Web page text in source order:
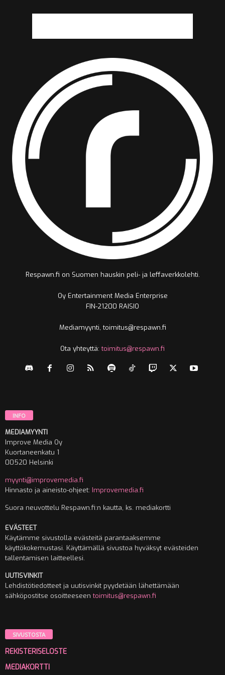
Respawn.fi on Suomen hauskin peli- ja leffaverkkolehti.
Oy Entertainment Media Enterprise
FIN-21200 RAISIO
Mediamyynti, toimitus@respawn.fi
Ota yhteyttä:toimitus@respawn.fi
INFO
MEDIAMYYNTI
Improve Media Oy
Kuortaneenkatu 1
00520 Helsinki
myynti@improvemedia.fi
Hinnasto ja aineisto-ohjeet: Improvemedia.fi
Suora neuvottelu Respawn.fi:n kautta, ks. mediakortti
EVÄSTEET
Käytämme sivustolla evästeitä parantaaksemme
käyttökokemustasi. Käyttämällä sivustoa hyväksyt evästeiden
tallentamisen laitteellesi.
UUTISVINKIT
Lehdistötiedotteet ja uutisvinkit pyydetään lähettämään
sähköpostitse osoitteeseentoimitus@respawn.fi
SIVUSTOSTA
REKISTERISELOSTE
MEDIAKORTTI